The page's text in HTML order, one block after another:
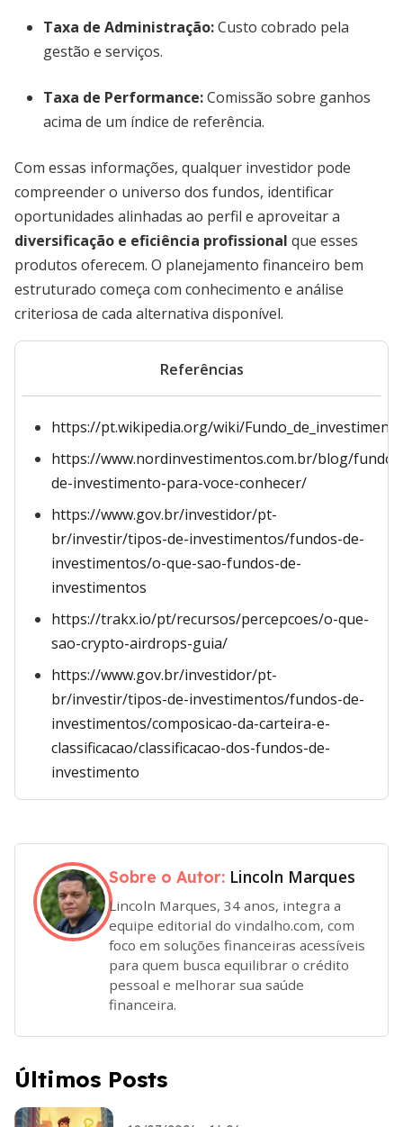
Taxa de Administração:Custo cobrado pela
gestão e serviços.
Taxa de Performance:Comissão sobre ganhos
acima de um índice de referência.
Com essas informações, qualquer investidor pode
compreender o universo dos fundos, identificar
oportunidades alinhadas ao perfil e aproveitar a
diversificação e eficiência profissional que esses
produtos oferecem. O planejamento financeiro bem
estruturado começa com conhecimento e análise
criteriosa de cada alternativa disponível.
Referências
https://pt.wikipedia.org/wiki/Fundo_de_investimento
https://www.nordinvestimentos.com.br/blog/
de-investimento-para-voce-conhecer/
https://www.gov.br/investidor/pt-
br/investir/tipos-de-investimentos/fundos-de-
investimentos/o-que-sao-fundos-de-
investimentos
https://trakx.io/pt/recursos/percepcoes/o-que-
sao-crypto-airdrops-guia/
https://www.gov.br/investidor/pt-
br/investir/tipos-de-investimentos/fundos-de-
investimentos/composicao-da-carteira-e-
classificacao/classificacao-dos-fundos-de-
investimento
Sobre o Autor: Lincoln Marques
Lincoln Marques, 34 anos, integra a
equipe editorial do vindalho.com, com
foco em soluções financeiras acessíveis
para quem busca equilibrar o crédito
pessoal e melhorar sua saúde
financeira.
Últimos Posts